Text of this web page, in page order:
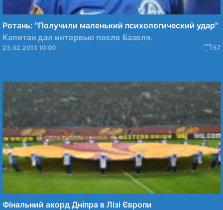
Ротань: "Получили маленький психологический удар"
Капитан дал интервью после Базеля.
23.02.2013 10:00 57
Фінальний акорд Дніпра в Лізі Європи